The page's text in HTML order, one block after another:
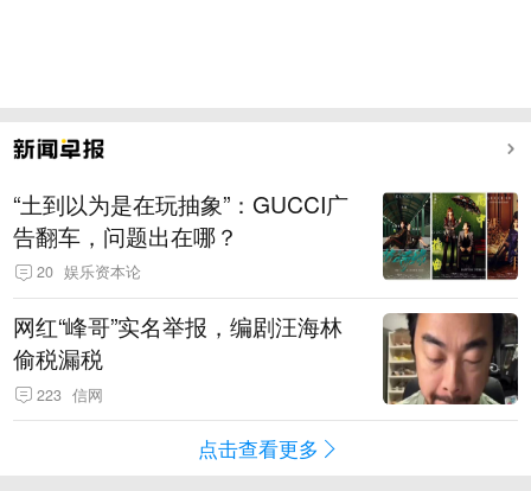
“土到以为是在玩抽象”：GUCCI广
告翻车，问题出在哪？
20 娱乐资本论
网红“峰哥”实名举报，编剧汪海林
偷税漏税
223 信网
点击查看更多